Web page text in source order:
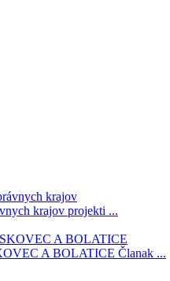
krajov projekti ...
A BOLATICE Članak ...